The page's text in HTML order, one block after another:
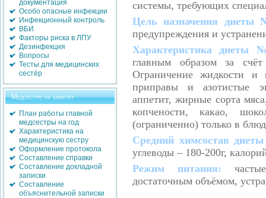
документация
Особо опасные инфекции
Инфекционный контроль
ВБИ
Факторы риска в ЛПУ
Дезинфекция
Вопросы
Тесты для медицинских
сестёр
Медсестре на заметку
План работы главной
медсестры на год
Характеристика на
медицинскую сестру
Оформление протокола
Составление справки
Составление докладной
записки
Составление
объяснительной записки
системы, требующих
Цель назначения диеты
предупреждения и
Характеристика
главным образом за
Ограничение жидкости и
приправы и азотистые
аппетит, жирные сорта
копчености, какао,
(ограниченно) только в
Средний химсостав
углеводы – 180-200г,
Режим питания:
достаточным объёмом,